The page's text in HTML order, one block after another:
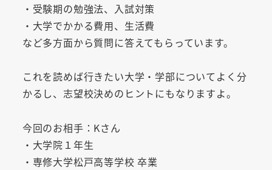
・受験期の勉強法、入試対策
・大学でかかる費用、生活費
など多方面から質問に答えてもらっています。
これを読めば行きたい大学・学部についてよく分
かるし、志望校決めのヒントにもなりますよ。
今回のお相手：Kさん
・大学院１年生
・専修大学松戸高等学校 卒業